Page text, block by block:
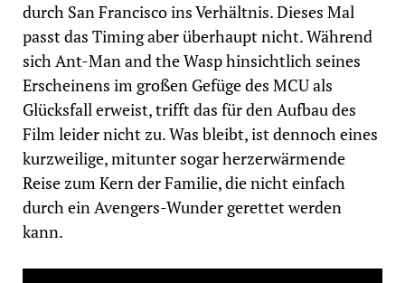
durch San Francisco ins Verhältnis. Dieses Mal
passt das Timing aber überhaupt nicht. Während
sich Ant-Man and the Wasp hinsichtlich seines
Erscheinens im großen Gefüge des MCU als
Glücksfall erweist, trifft das für den Aufbau des
Film leider nicht zu. Was bleibt, ist dennoch eines
kurzweilige, mitunter sogar herzerwärmende
Reise zum Kern der Familie, die nicht einfach
durch ein Avengers-Wunder gerettet werden
kann.